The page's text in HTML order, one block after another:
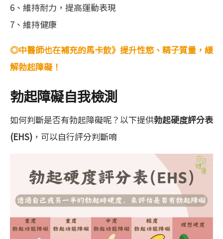
6、維持耐力，提高運動表現
7、維持健康
◎中醫師也在補充的馬卡飲》提升性慾、精子質量，緩
解勃起障礙！
勃起障礙自我檢測
如何判斷是否有勃起障礙呢？以下提供勃起硬度評分表
(EHS) ，可以自行評分判斷唷